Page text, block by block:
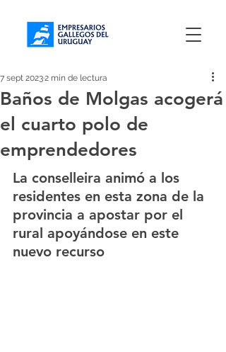
Baños de Molgas acogerá
el cuarto polo de
emprendedores
7 sept 20232 min de lectura
La conselleira animó a los
residentes en esta zona de la
provincia a apostar por el
rural apoyándose en este
nuevo recurso